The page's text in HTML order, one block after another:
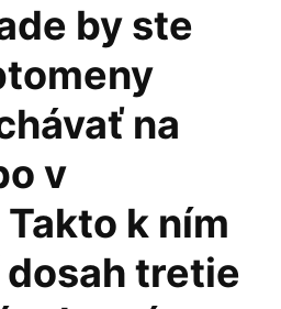
by ste
na
v
k ním
tretie